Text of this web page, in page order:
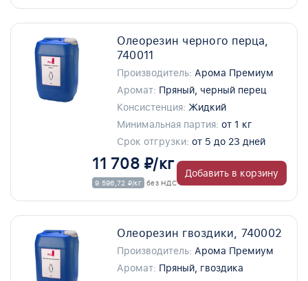
Олеорезин черного перца,
740011
Производитель: Арома Премиум
Аромат: Пряный, черный перец
Консистенция: Жидкий
Минимальная партия: от 1 кг
Срок отгрузки: от 5 до 23 дней
11 708 ₽/кг
9 596,72 ₽/кг без НДС
Добавить в корзину
Олеорезин гвоздики, 740002
Производитель: Арома Премиум
Аромат: Пряный, гвоздика